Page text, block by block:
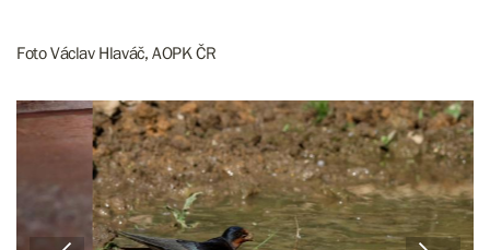
Foto Václav Hlaváč, AOPK ČR